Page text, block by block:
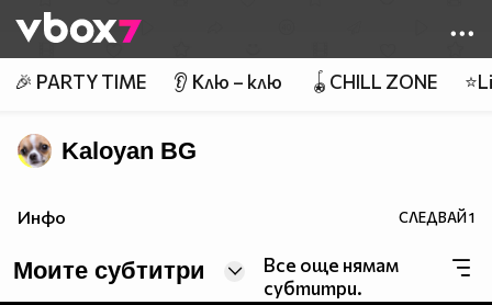
👾
🎉 PARTY TIME 👂 Клю – клю 🪀CHILL ZONE
Kaloyan BG
Инфо СЛЕДВАЙ1
Моите субтитри
Все още нямам
субтитри.